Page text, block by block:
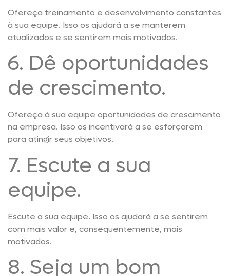
Ofereça treinamento e desenvolvimento constantes
à sua equipe. Isso os ajudará a se manterem
atualizados e se sentirem mais motivados.
6. Dê oportunidades
de crescimento.
Ofereça à sua equipe oportunidades de crescimento
na empresa. Isso os incentivará a se esforçarem
para atingir seus objetivos.
7. Escute a sua
equipe.
Escute a sua equipe. Isso os ajudará a se sentirem
com mais valor e, consequentemente, mais
motivados.
8. Seja um bom